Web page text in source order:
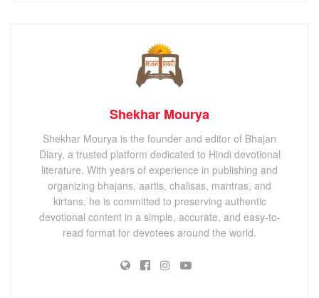
Shekhar Mourya
Shekhar Mourya is the founder and editor of Bhajan
Diary, a trusted platform dedicated to Hindi devotional
literature. With years of experience in publishing and
organizing bhajans, aartis, chalisas, mantras, and
kirtans, he is committed to preserving authentic
devotional content in a simple, accurate, and easy-to-
read format for devotees around the world.